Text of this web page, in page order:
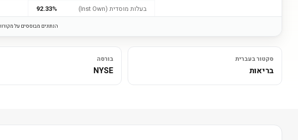
בעלות מוסדית (Inst Own)
92.33%
הנתונים מבוססים על מקורות
סקטור בעברית
בריאות
בורסה
NYSE